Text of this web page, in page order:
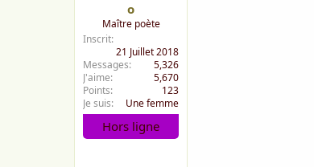
o
Maître poète
Inscrit
21 Juillet 2018
Messages
5,326
J'aime
5,670
Points
123
Je suis
Une femme
Hors ligne